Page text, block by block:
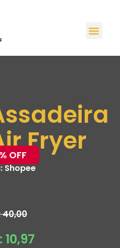
Fryer
OFF
Shopee
40,00
10,97